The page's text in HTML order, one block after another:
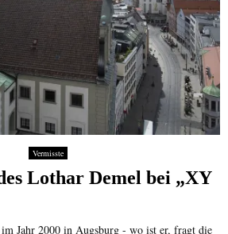
Vermisste
Lothar Demel bei „XY
Jahr 2000 in Augsburg - wo ist er, fragt die